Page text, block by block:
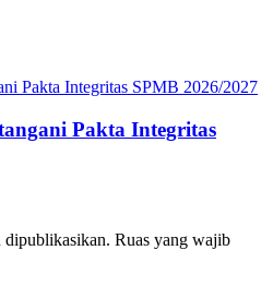
Pakta Integritas
dipublikasikan. Ruas yang wajib